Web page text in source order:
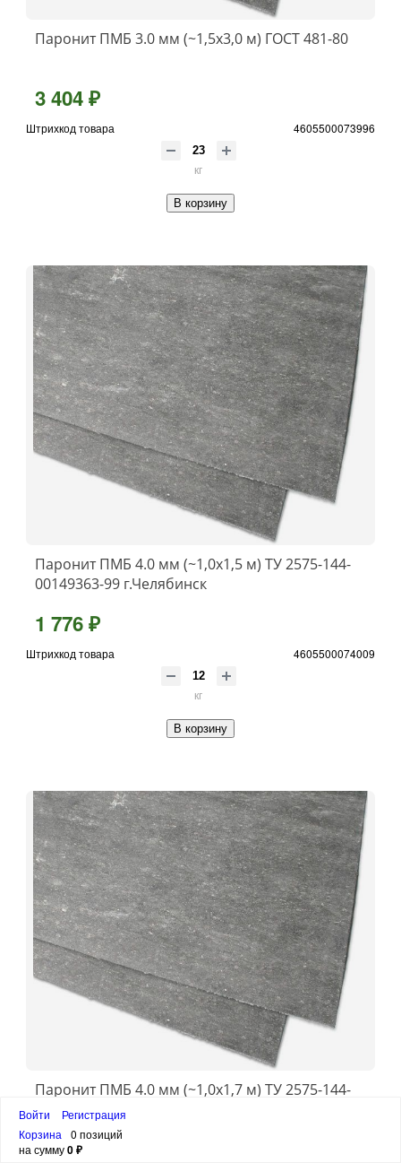
Паронит ПМБ 3.0 мм (~1,5х3,0 м) ГОСТ 481-80
3 404 ₽
Штрихкод товара 4605500073996
кг
В корзину
Паронит ПМБ 4.0 мм (~1,0х1,5 м) ТУ 2575-144-
00149363-99 г.Челябинск
1 776 ₽
Штрихкод товара 4605500074009
кг
В корзину
Паронит ПМБ 4.0 мм (~1,0х1,7 м) ТУ 2575-144-
00149363-99
1 850 ₽
Войти
Регистрация
Корзина
0 позиций
на сумму0 ₽